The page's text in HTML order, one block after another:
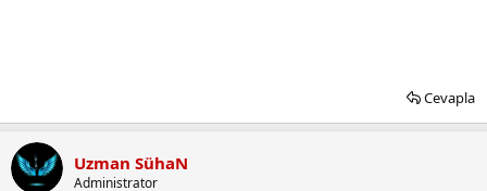
Cevapla
Uzman SühaN
Administrator